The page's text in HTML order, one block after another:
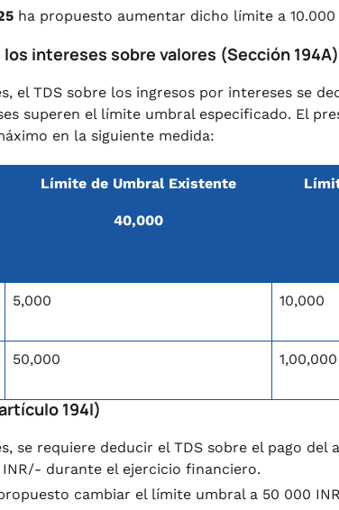
ha propuesto aumentar dicho límite a 10.000
intereses sobre valores (Sección 194A)
el TDS sobre los ingresos por intereses se
superen el límite umbral especificado. El
en la siguiente medida:
Límite de Umbral Existente
40,000
5,000 10,000
50,000 1,00,000
194I)
se requiere deducir el TDS sobre el pago
durante el ejercicio financiero.
cambiar el límite umbral a 50 000